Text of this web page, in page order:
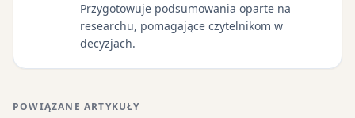
Przygotowuje podsumowania oparte na
researchu, pomagające czytelnikom w
decyzjach.
POWIĄZANE ARTYKUŁY